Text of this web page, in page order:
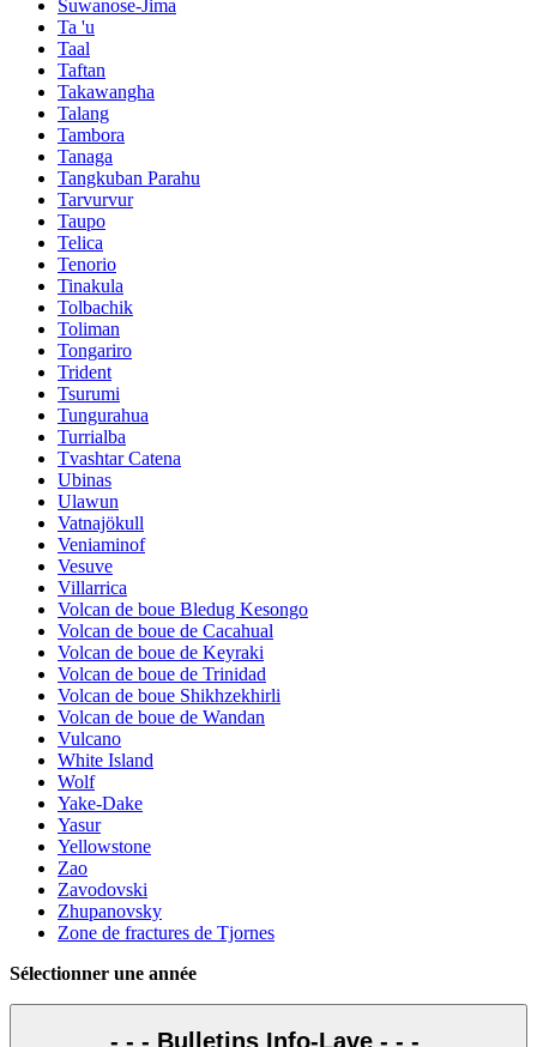
Suwanose-Jima
Ta 'u
Taal
Taftan
Takawangha
Talang
Tambora
Tanaga
Tangkuban Parahu
Tarvurvur
Taupo
Telica
Tenorio
Tinakula
Tolbachik
Toliman
Tongariro
Trident
Tsurumi
Tungurahua
Turrialba
Tvashtar Catena
Ubinas
Ulawun
Vatnajökull
Veniaminof
Vesuve
Villarrica
Volcan de boue Bledug Kesongo
Volcan de boue de Cacahual
Volcan de boue de Keyraki
Volcan de boue de Trinidad
Volcan de boue Shikhzekhirli
Volcan de boue de Wandan
Vulcano
White Island
Wolf
Yake-Dake
Yasur
Yellowstone
Zao
Zavodovski
Zhupanovsky
Zone de fractures de Tjornes
Sélectionner une année
- - - Bulletins Info-Lave - - -